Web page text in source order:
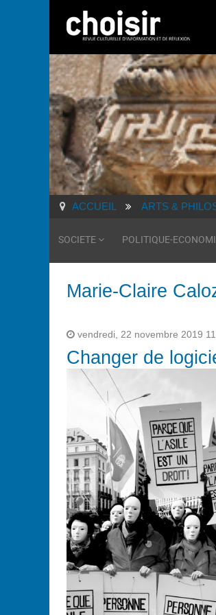
ACCUEIL ARTS &
SOCIETE POLITIQUE-
Marie-Claire
vendredi, 22 novembre 2019
Changer de